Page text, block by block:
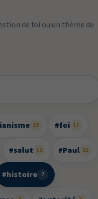
de foi ou un thème de
19 #foi 17
#salut 12 #Paul 11
#histoire 7